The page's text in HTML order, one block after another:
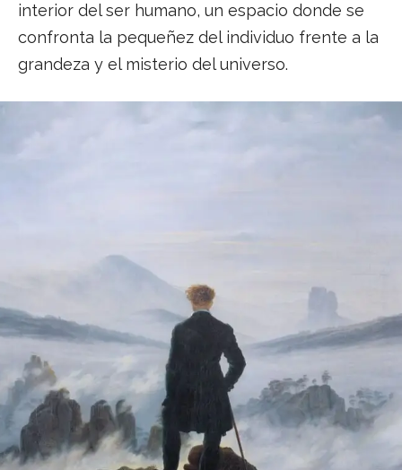
interior del ser humano, un espacio donde se
confronta la pequeñez del individuo frente a la
grandeza y el misterio del universo.